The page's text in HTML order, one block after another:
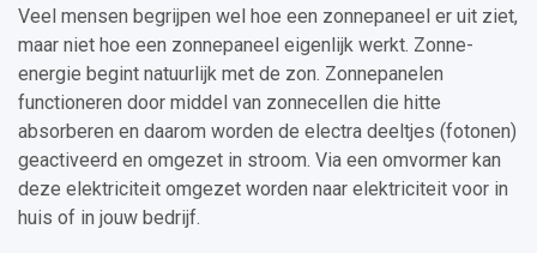
Veel mensen begrijpen wel hoe een zonnepaneel er uit ziet,
maar niet hoe een zonnepaneel eigenlijk werkt. Zonne-
energie begint natuurlijk met de zon. Zonnepanelen
functioneren door middel van zonnecellen die hitte
absorberen en daarom worden de electra deeltjes (fotonen)
geactiveerd en omgezet in stroom. Via een omvormer kan
deze elektriciteit omgezet worden naar elektriciteit voor in
huis of in jouw bedrijf.